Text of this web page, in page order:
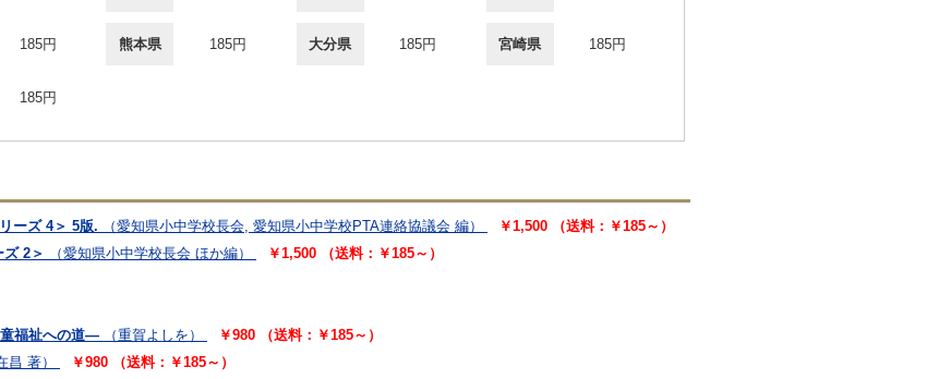
185円 熊本県 185円 大分県 185円 宮崎県 185円
185円
ーズ 4＞ 5版. （愛知県小中学校長会, 愛知県小中学校PTA連絡協議会 編）
￥1,500 （送料：￥185～）
2＞
（愛知県小中学校長会 ほか編）
￥1,500 （送料：￥185～）
福祉への道―
（重賀よしを）
￥980 （送料：￥185～）
昌 著）
￥980 （送料：￥185～）